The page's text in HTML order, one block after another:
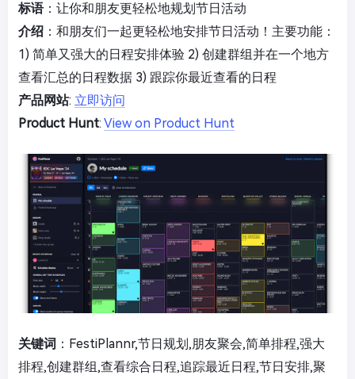
标语：让你和朋友更轻松地规划节日活动
介绍 ：和朋友们一起更轻松地安排节日活动！主要功能：
1) 简单又强大的日程安排体验 2) 创建群组并在一个地方
查看汇总的日程数据 3) 跟踪你最近查看的日程
产品网站: 立即访问
Product Hunt: View on Product Hunt
关键词 ：FestiPlannr,节日规划,朋友聚会,简单排程,强大
排程,创建群组,查看综合日程,追踪最近日程,节日安排,聚